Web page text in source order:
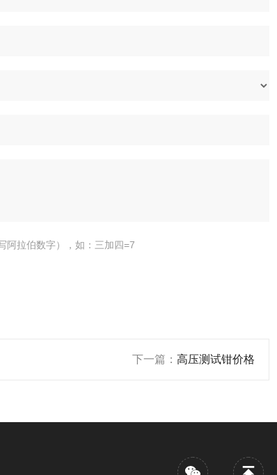
阿拉伯数字），如：三加四=7
下一篇： 高压测试钳价格